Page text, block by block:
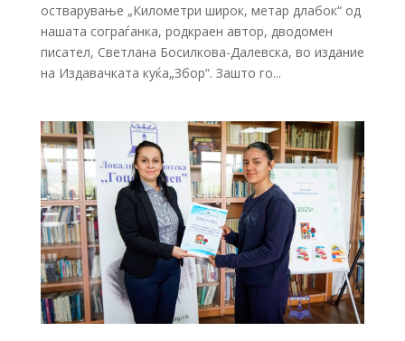
остварување „Километри широк, метар длабок“ од
нашата сограѓанка, родкраен автор, дводомен
писател, Светлана Босилкова-Далевска, во издание
на Издавачката куќа„Збор“. Зашто го...